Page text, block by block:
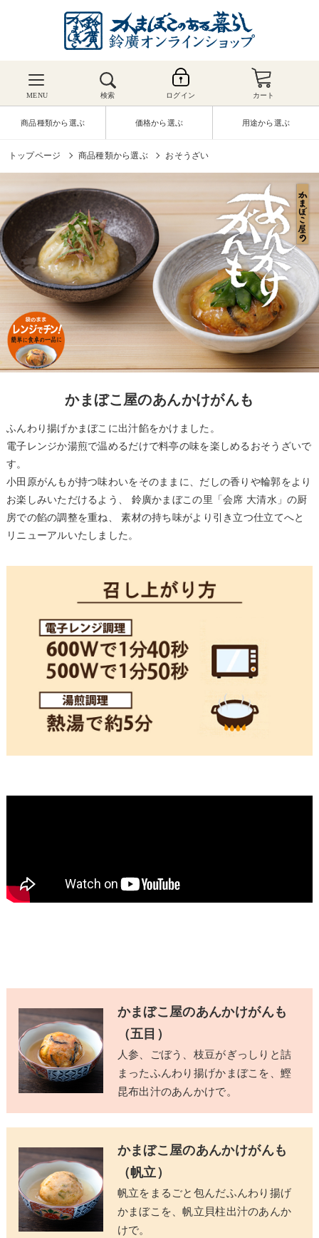
MENU 検索 ログイン カート
商品種類から選ぶ 価格から選ぶ 用途から選ぶ
トップページ 商品種類から選ぶ おそうざい
かまぼこ屋のあんかけがんも
ふんわり揚げかまぼこに出汁餡をかけました。
電子レンジか湯煎で温めるだけで料亭の味を楽しめるおそうざいで
す。
小田原がんもが持つ味わいをそのままに、だしの香りや輪郭をより
お楽しみいただけるよう、
鈴廣かまぼこの里「会席 大清水」の厨
房での餡の調整を重ね、
素材の持ち味がより引き立つ仕立てへと
リニューアルいたしました。
かまぼこ屋のあんかけがんも
（五目）
人参、ごぼう、枝豆がぎっしりと詰
まったふんわり揚げかまぼこを、鰹
昆布出汁のあんかけで。
かまぼこ屋のあんかけがんも
（帆立）
帆立をまるごと包んだふんわり揚げ
かまぼこを、帆立貝柱出汁のあんか
けで。